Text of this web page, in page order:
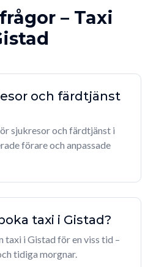
– Taxi
och färdtjänst
sjukresor och färdtjänst i
förare och anpassade
taxi i Gistad?
taxi i Gistad för en viss tid –
tidiga morgnar.